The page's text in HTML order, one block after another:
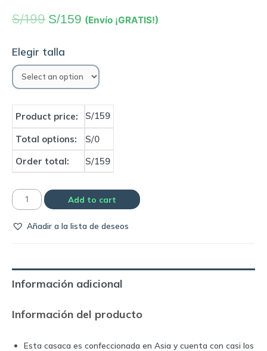
S/199 S/159 (Envío ¡GRATIS!)
Elegir talla
Product price: S/159
Total options:
S/0
Order total:
S/159
Casaca
de
Adidas
quantity
Add to cart
Añadir a la lista de deseos
Información adicional
Información del producto
Esta casaca es confeccionada en Asia y cuenta con casi los